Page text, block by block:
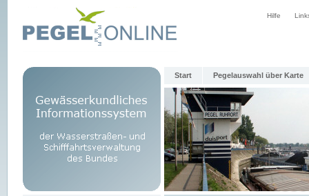
Hilfe
Start Pegelauswahl über Karte